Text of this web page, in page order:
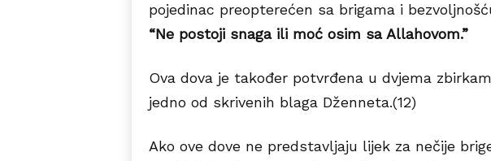
pojedinac preopterećen sa brigama i
“Ne postoji snaga ili moć osim sa Allahovom.”
Ova dova je također potvrđena u dvjema
jedno od skrivenih blaga Dženneta.(12)
Ako ove dove ne predstavljaju lijek za nečije